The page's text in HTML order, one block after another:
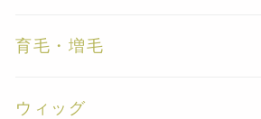
育毛・増毛
ウィッグ